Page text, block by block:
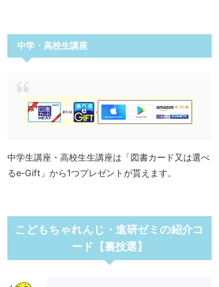
中学・高校生講座
中学生講座・高校生生講座は「図書カード又は選べ
るe-Gift」から1つプレゼントが貰えます。
こどもちゃれんじ・進研ゼミの紹介コ
ード【裏技選】